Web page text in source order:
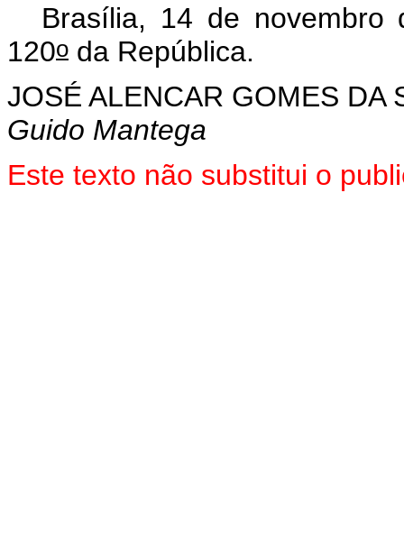
Brasília, 14 de novembro
120o da República.
JOSÉ ALENCAR GOMES DA
Guido Mantega
Este texto não substitui o